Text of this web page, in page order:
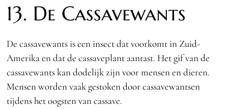
13. De Cassavewants
De cassavewants is een insect dat voorkomt in Zuid-
Amerika en dat de cassaveplant aantast. Het gif van de
cassavewants kan dodelijk zijn voor mensen en dieren.
Mensen worden vaak gestoken door cassavewantsen
tijdens het oogsten van cassave.